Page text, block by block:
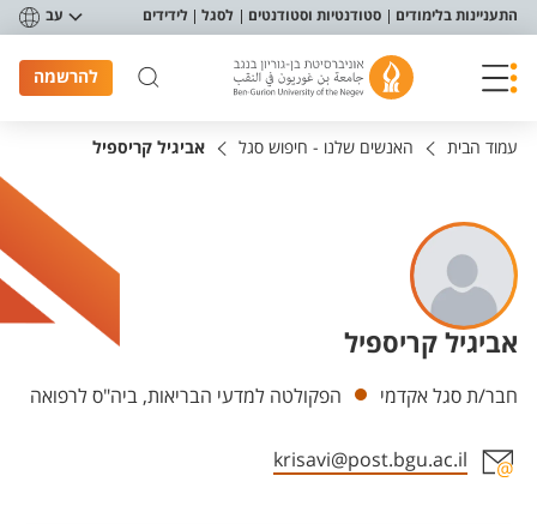
תפריט נגישות
התעניינות בלימודים סטודנטיות וסטודנטים לסגל לידידים עב
להרשמה
עמוד הבית האנשים שלנו - חיפוש סגל אביגיל קריספיל
אביגיל קריספיל
יחידות
חבר/ת סגל אקדמי הפקולטה למדעי הבריאות, ביה"ס לרפואה
krisavi@post.bgu.ac.il